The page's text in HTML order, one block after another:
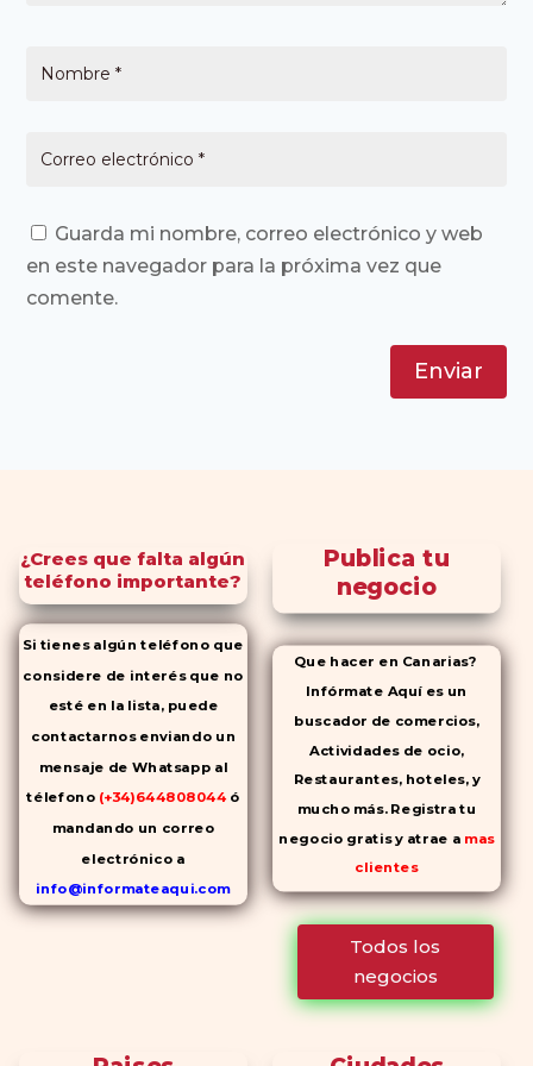
Guarda mi nombre, correo electrónico y web
en este navegador para la próxima vez que
comente.
Enviar
¿Crees que falta algún
teléfono importante?
Si tienes algún teléfono que
considere de interés que no
esté en la lista, puede
contactarnos enviando un
mensaje de Whatsapp al
télefono (+34)644808044 ó
mandando un correo
electrónico a
info@informateaqui.com
Mientras que antes la
Publica tu
negocio
Que hacer en Canarias?
Infórmate Aquí es un
buscador de comercios,
Actividades de ocio,
Restaurantes, hoteles, y
mucho más. Registra tu
negocio gratis y atrae a mas
clientes
Todos los
negocios